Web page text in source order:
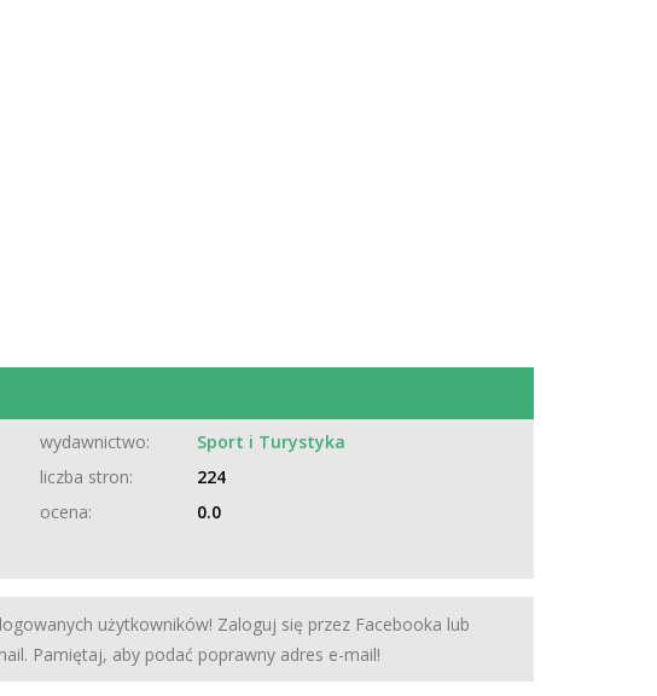
wydawnictwo:
Sport i Turystyka
liczba stron:
224
ocena:
0.0
użytkowników! Zaloguj się przez Facebooka lub
Pamiętaj, aby podać poprawny adres e-mail!